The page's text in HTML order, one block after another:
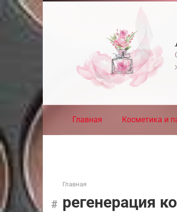
Перейти
к
контенту
Главная Косметика и
Главная
регенерация